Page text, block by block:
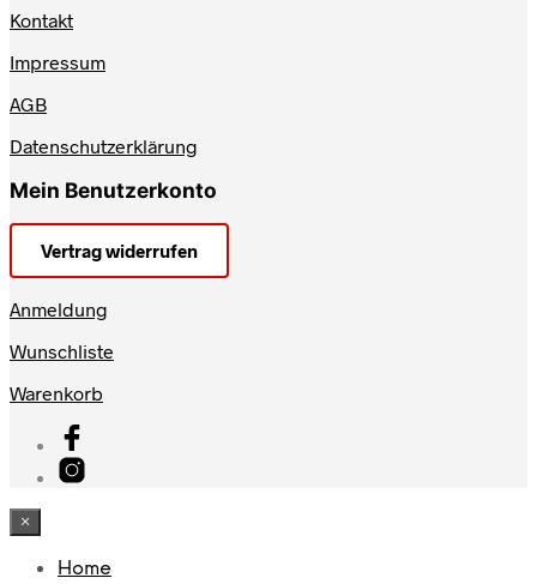
Kontakt
Impressum
AGB
Datenschutzerklärung
Mein Benutzerkonto
Vertrag widerrufen
Anmeldung
Wunschliste
Warenkorb
×
Home